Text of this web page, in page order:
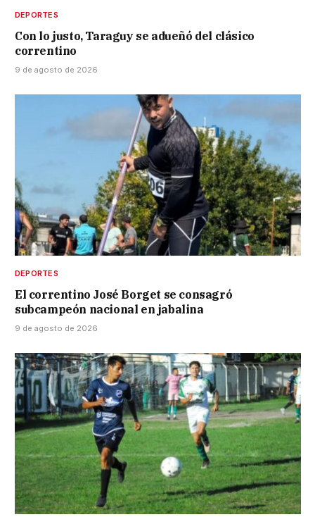
DEPORTES
Con lo justo, Taraguy se adueñó del clásico
correntino
9 de agosto de 2026
DEPORTES
El correntino José Borget se consagró
subcampeón nacional en jabalina
9 de agosto de 2026